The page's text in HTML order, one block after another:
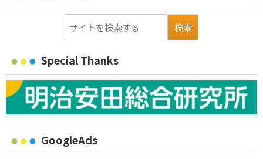
Special Thanks
GoogleAds